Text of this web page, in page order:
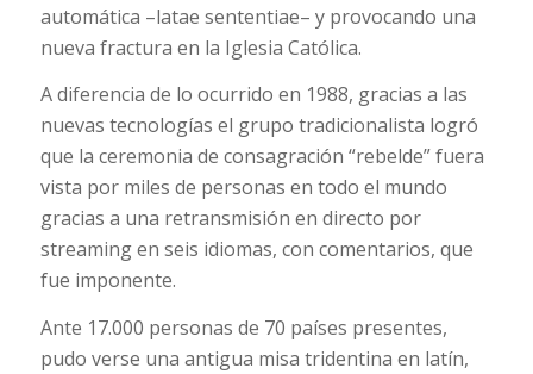
automática –latae sententiae– y provocando una
nueva fractura en la Iglesia Católica.
A diferencia de lo ocurrido en 1988, gracias a las
nuevas tecnologías el grupo tradicionalista logró
que la ceremonia de consagración “rebelde” fuera
vista por miles de personas en todo el mundo
gracias a una retransmisión en directo por
streaming en seis idiomas, con comentarios, que
fue imponente.
Ante 17.000 personas de 70 países presentes,
pudo verse una antigua misa tridentina en latín,